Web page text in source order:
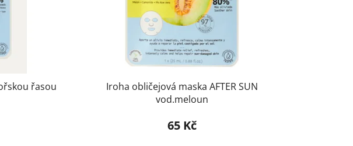
řasou
Iroha obličejová maska AFTER SUN
vod.meloun
65 Kč